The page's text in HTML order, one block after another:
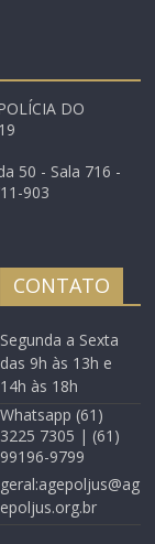
DO
50 - Sala 716 -
903
CONTATO
Segunda a Sexta
das 9h às 13h e
14h às 18h
Whatsapp (61)
3225 7305 | (61)
99196-9799
geral:agepoljus@ag
epoljus.org.br